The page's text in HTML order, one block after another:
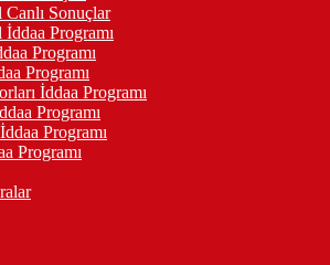
Canlı Sonuçlar
Programı
Programı
Programı
İddaa Programı
Programı
Programı
Programı